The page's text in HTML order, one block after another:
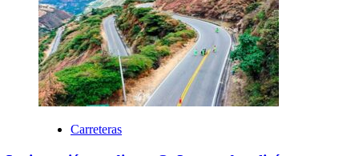
Carreteras